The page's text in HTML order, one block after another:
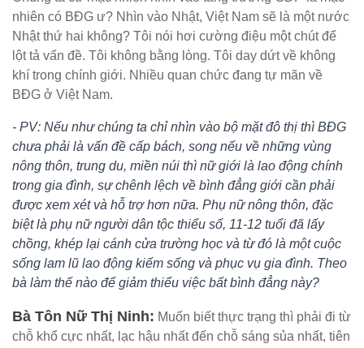
nhiên có BĐG ư? Nhìn vào Nhật, Việt Nam sẽ là một nước
Nhật thứ hai không? Tôi nói hơi cường điệu một chút để
lột tả vấn đề. Tôi không bằng lòng. Tôi day dứt về không
khí trong chính giới. Nhiều quan chức đang tự mãn về
BĐG ở Việt Nam.
- PV: Nếu như chúng ta chỉ nhìn vào bộ mặt đô thị thì BĐG
chưa phải là vấn đề cấp bách, song nếu về những vùng
nông thôn, trung du, miền núi thì nữ giới là lao động chính
trong gia đình, sự chênh lệch về bình đẳng giới cần phải
được xem xét và hỗ trợ hơn nữa. Phụ nữ nông thôn, đặc
biệt là phụ nữ người dân tộc thiểu số, 11-12 tuổi đã lấy
chồng, khép lại cánh cửa trường học và từ đó là một cuộc
sống lam lũ lao động kiếm sống và phục vụ gia đình. Theo
bà làm thế nào để giảm thiểu việc bất bình đẳng này?
Bà Tôn Nữ Thị Ninh: Muốn biết thực trạng thì phải đi từ
chỗ khổ cực nhất, lạc hậu nhất đến chỗ sáng sủa nhất, tiên